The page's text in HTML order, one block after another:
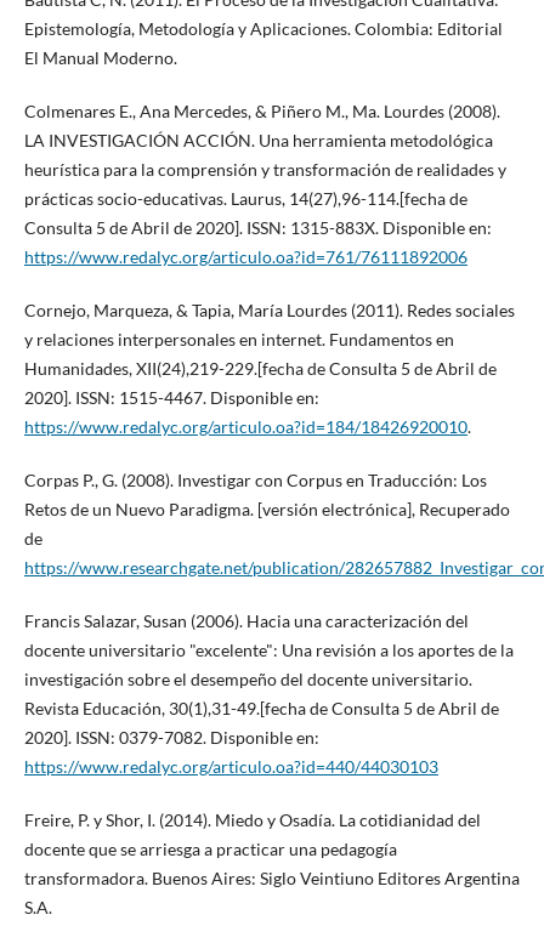
Epistemología, Metodología y Aplicaciones. Colombia: Editorial
El Manual Moderno.
Colmenares E., Ana Mercedes, & Piñero M., Ma. Lourdes (2008).
LA INVESTIGACIÓN ACCIÓN. Una herramienta metodológica
heurística para la comprensión y transformación de realidades y
prácticas socio-educativas. Laurus, 14(27),96-114.[fecha de
Consulta 5 de Abril de 2020]. ISSN: 1315-883X. Disponible en:
https://www.redalyc.org/articulo.oa?id=761/76111892006
Cornejo, Marqueza, & Tapia, María Lourdes (2011). Redes sociales
y relaciones interpersonales en internet. Fundamentos en
Humanidades, XII(24),219-229.[fecha de Consulta 5 de Abril de
2020]. ISSN: 1515-4467. Disponible en:
https://www.redalyc.org/articulo.oa?id=184/18426920010.
Corpas P., G. (2008). Investigar con Corpus en Traducción: Los
Retos de un Nuevo Paradigma. [versión electrónica], Recuperado
de
https://www.researchgate.net/publication/
Francis Salazar, Susan (2006). Hacia una caracterización del
docente universitario "excelente": Una revisión a los aportes de la
investigación sobre el desempeño del docente universitario.
Revista Educación, 30(1),31-49.[fecha de Consulta 5 de Abril de
2020]. ISSN: 0379-7082. Disponible en:
https://www.redalyc.org/articulo.oa?id=440/44030103
Freire, P. y Shor, I. (2014). Miedo y Osadía. La cotidianidad del
docente que se arriesga a practicar una pedagogía
transformadora. Buenos Aires: Siglo Veintiuno Editores Argentina
S.A.